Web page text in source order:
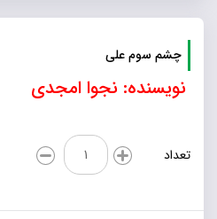
چشم سوم علی
نویسنده: نجوا امجدی
تعداد
چشم
سوم
علی